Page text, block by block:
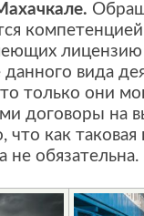
лицензию
вида
только они
договоры на
что как таковая
не обязательна.